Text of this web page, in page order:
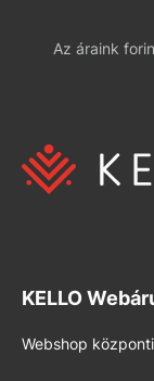
Az áraink
KELLO
Webshop